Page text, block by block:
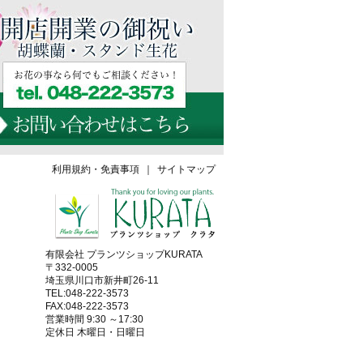
サイトマップ
利用規約・免責事項
有限会社 プランツショップKURATA
〒332-0005
埼玉県川口市新井町26-11
TEL:048-222-3573
FAX:048-222-3573
営業時間 9:30 ～17:30
定休日 木曜日・日曜日